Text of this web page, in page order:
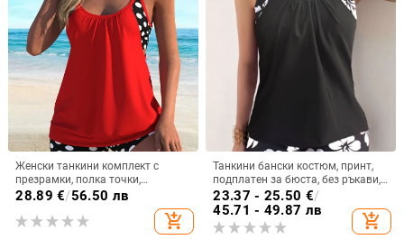
Женски танкини комплект с
презрамки, полка точки,
двучастен бански в стил
28.89 €/56.50 лв
add_shopping_cart
Танкини бански костюм, принт,
подплатен за бюста, без ръкави,
полиестерна материя
23.37 - 25.50 €/
45.71 - 49.87 лв
add_shopping_cart